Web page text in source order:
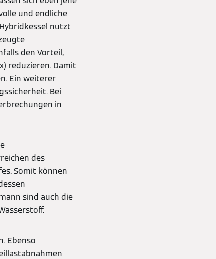
und endliche
nutzt
den Vorteil,
reduzieren. Damit
Ein weiterer
Bei
in
des
Somit können
sind auch die
Ebenso